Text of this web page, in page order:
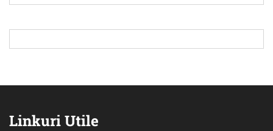
Linkuri Utile